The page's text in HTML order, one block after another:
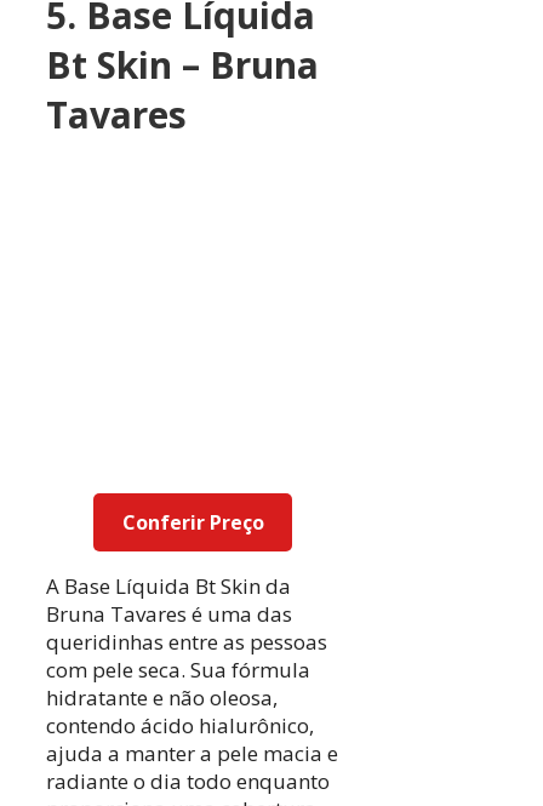
5. Base Líquida
Bt Skin – Bruna
Tavares
Conferir Preço
A Base Líquida Bt Skin da
Bruna Tavares é uma das
queridinhas entre as pessoas
com pele seca. Sua fórmula
hidratante e não oleosa,
contendo ácido hialurônico,
ajuda a manter a pele macia e
radiante o dia todo enquanto